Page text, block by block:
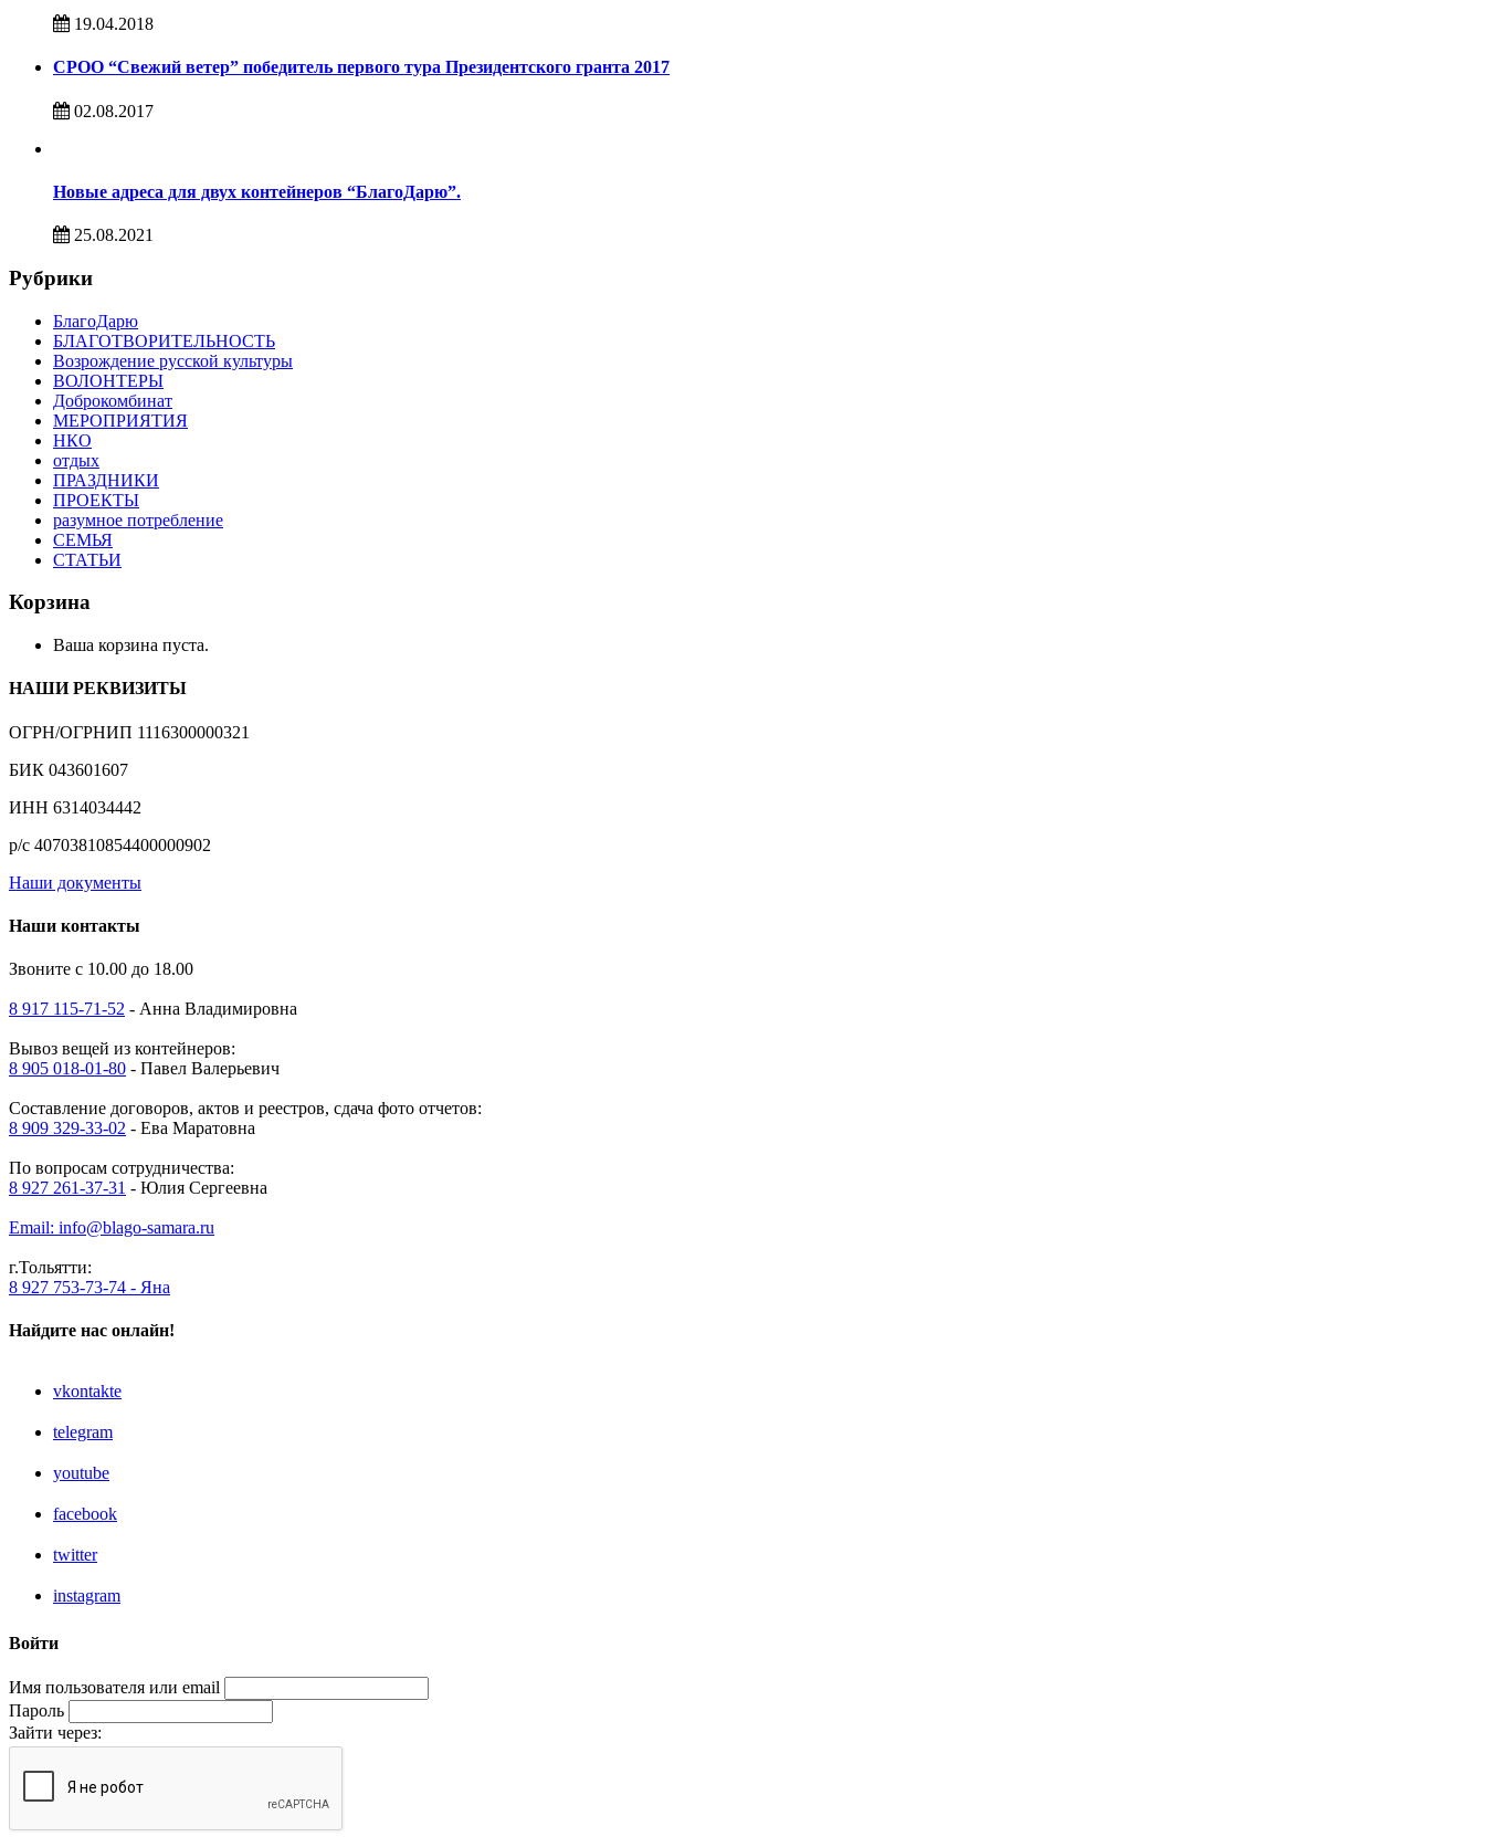
19.04.2018
СРОО “Свежий ветер” победитель первого тура Президентского гранта 2017
02.08.2017
Новые адреса для двух контейнеров “БлагоДарю”.
25.08.2021
Рубрики
БлагоДарю
БЛАГОТВОРИТЕЛЬНОСТЬ
Возрождение русской культуры
ВОЛОНТЕРЫ
Доброкомбинат
МЕРОПРИЯТИЯ
НКО
отдых
ПРАЗДНИКИ
ПРОЕКТЫ
разумное потребление
СЕМЬЯ
СТАТЬИ
Корзина
Ваша корзина пуста.
НАШИ РЕКВИЗИТЫ
ОГРН/ОГРНИП 1116300000321
БИК 043601607
ИНН 6314034442
р/с 40703810854400000902
Наши документы
Наши контакты
Звоните с 10.00 до 18.00
8 917 115-71-52 - Анна Владимировна
Вывоз вещей из контейнеров:
8 905 018-01-80 - Павел Валерьевич
Составление договоров, актов и реестров, сдача фото отчетов:
8 909 329-33-02 - Ева Маратовна
По вопросам сотрудничества:
8 927 261-37-31 - Юлия Сергеевна
Email: info@blago-samara.ru
г.Тольятти:
8 927 753-73-74 - Яна
Найдите нас онлайн!
vkontakte
telegram
youtube
facebook
twitter
instagram
Войти
Имя пользователя или email
Пароль
Зайти через: